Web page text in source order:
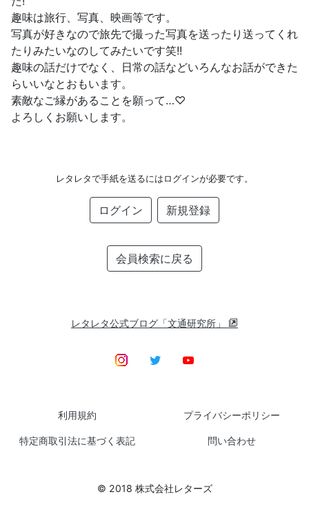
趣味は旅行、写真、映画等です。
写真が好きなので旅先で撮った写真を送ったり送ってくれ
たりみたいなのしてみたいです笑!!
趣味の話だけでなく、日常の話などいろんなお話ができた
らいいなとおもいます。
素敵なご縁があることを願って…♡
よろしくお願いします。
レタレタで手紙を送るにはログインが必要です。
ログイン 新規登録
会員検索に戻る
レタレタ公式ブログ「文通研究所」
利用規約 プライバシーポリシー
特定商取引法に基づく表記 問い合わせ
© 2018 株式会社レターズ